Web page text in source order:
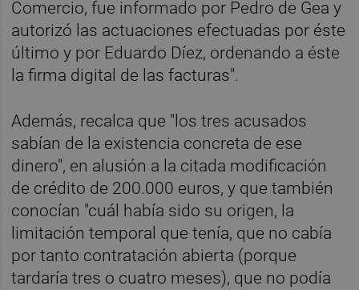
Comercio, fue informado por Pedro de Gea y
autorizó las actuaciones efectuadas por éste
último y por Eduardo Díez, ordenando a éste
la firma digital de las facturas".
Además, recalca que "los tres acusados
sabían de la existencia concreta de ese
dinero", en alusión a la citada modificación
de crédito de 200.000 euros, y que también
conocían "cuál había sido su origen, la
limitación temporal que tenía, que no cabía
por tanto contratación abierta (porque
tardaría tres o cuatro meses), que no podía